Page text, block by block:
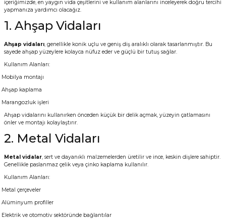
içeriğimizde, en yaygın vida çeşitlerini ve kullanım alanlarını inceleyerek doğru tercihi
yapmanıza yardımcı olacağız.
1. Ahşap Vidaları
Ahşap vidaları, genellikle konik uçlu ve geniş diş aralıklı olarak tasarlanmıştır. Bu
sayede ahşap yüzeylere kolayca nüfuz eder ve güçlü bir tutuş sağlar.
Kullanım Alanları:
Mobilya montajı
Ahşap kaplama
Marangozluk işleri
Ahşap vidalarını kullanırken önceden küçük bir delik açmak, yüzeyin çatlamasını
önler ve montajı kolaylaştırır.
2. Metal Vidaları
Metal vidalar, sert ve dayanıklı malzemelerden üretilir ve ince, keskin dişlere sahiptir.
Genellikle paslanmaz çelik veya çinko kaplama kullanılır.
Kullanım Alanları:
Metal çerçeveler
Alüminyum profiller
Elektrik ve otomotiv sektöründe bağlantılar